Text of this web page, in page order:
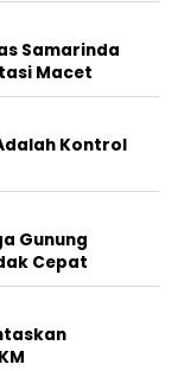
Samarinda
Macet
Kontrol
Gunung
Cepat